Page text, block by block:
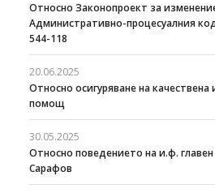
Относно Законопроект за
Административно-процесуалния
544-118
20.06.2025
Относно осигуряване на
помощ
30.05.2025
Относно поведението на и.ф. главен
Сарафов